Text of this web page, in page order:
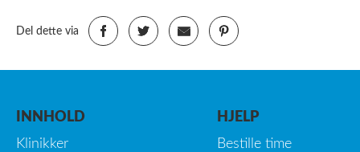
Del dette via
INNHOLD
Klinikker
HJELP
Bestille time